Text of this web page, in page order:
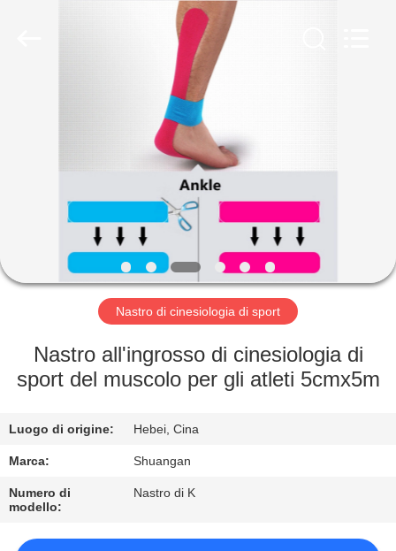
CIRCA
GIRO
FABBRICA
DI
QUALITÀ
CONTATTICI
Nastro di cinesiologia di sport
Nastro all'ingrosso di cinesiologia di
sport del muscolo per gli atleti 5cmx5m
Luogo di origine: Hebei, Cina
Marca: Shuangan
Numero di
modello:
Nastro di K